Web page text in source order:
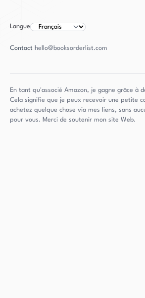
Langue
Contact hello@booksorderlist.com
En tant qu'associé Amazon, je gagne grâce à
Cela signifie que je peux recevoir une petite
achetez quelque chose via mes liens, sans
pour vous. Merci de soutenir mon site Web.